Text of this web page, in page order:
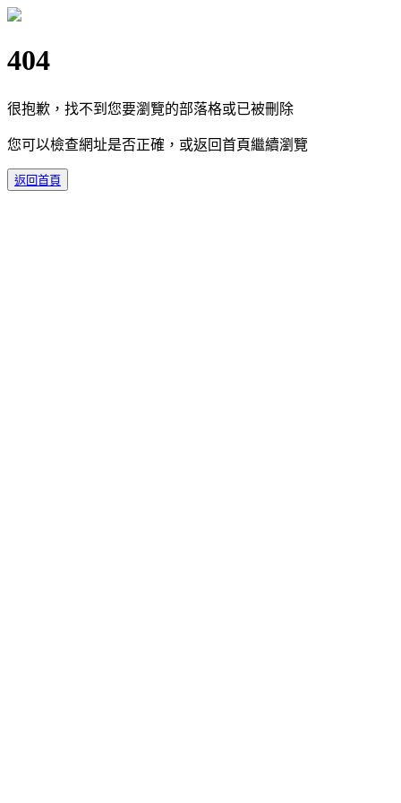
404
很抱歉，找不到您要瀏覽的部落格或已被刪除
您可以檢查網址是否正確，或返回首頁繼續瀏覽
返回首頁